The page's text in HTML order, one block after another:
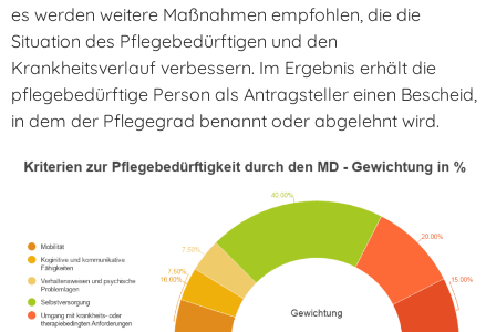
es werden weitere Maßnahmen empfohlen, die die
Situation des Pflegebedürftigen und den
Krankheitsverlauf verbessern. Im Ergebnis erhält die
pflegebedürftige Person als Antragsteller einen Bescheid,
in dem der Pflegegrad benannt oder abgelehnt wird.